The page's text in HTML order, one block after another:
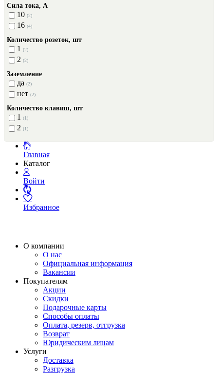
Сила тока, А
10 (2)
16 (4)
Количество розеток, шт
1 (2)
2 (2)
Заземление
да (2)
нет (2)
Количество клавиш, шт
1 (1)
2 (1)
Главная
Каталог
Войти
Избранное
О компании
О нас
Официальная информация
Вакансии
Покупателям
Акции
Скидки
Подарочные карты
Способы оплаты
Оплата, резерв, отгрузка
Возврат
Юридическим лицам
Услуги
Доставка
Разгрузка